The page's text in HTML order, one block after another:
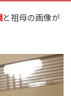
と祖母の画像が